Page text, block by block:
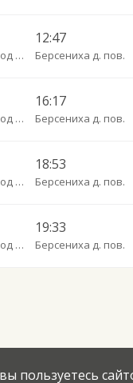
Нижний Новгород Щербинки
12:47
Берсениха д. пов.
Нижний Новгород Щербинки
16:17
Берсениха д. пов.
Нижний Новгород Щербинки
18:53
Берсениха д. пов.
Нижний Новгород Щербинки
19:33
Берсениха д. пов.
пользуетесь